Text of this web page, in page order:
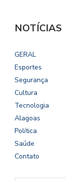
NOTÍCIAS
GERAL
Esportes
Segurança
Cultura
Tecnologia
Alagoas
Política
Saúde
Contato